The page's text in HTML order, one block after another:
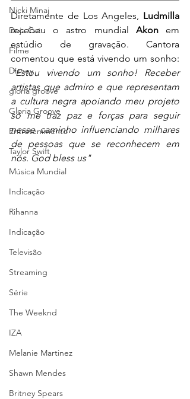
Nicki Minaj
Doja Cat
Filme
Disney
gloria groove
Gloria Groove
Entretenimento
Taylor Swift
Música Mundial
Indicação
Rihanna
Indicação
Televisão
Streaming
Série
The Weeknd
IZA
Melanie Martinez
Shawn Mendes
Britney Spears
Diretamente de Los Angeles,
recebeu o astro mundial Akon em
estúdio de gravação. Cantora
"Estou vivendo um sonho! Receber
artistas que admiro e que representam
a cultura negra apoiando meu projeto
só me traz paz e forças para seguir
nesse caminho influenciando milhares
de pessoas que se reconhecem em
nós. God bless us"